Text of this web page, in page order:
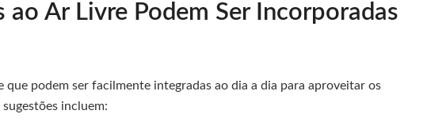
ao Ar Livre Podem Ser Incorporadas
que podem ser facilmente integradas ao dia a dia para aproveitar os
incluem: